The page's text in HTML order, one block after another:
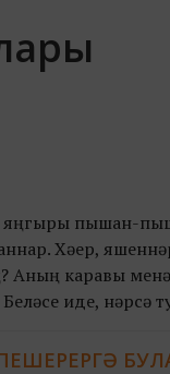
яңгыры пышан-
Хәер,
Аның каравы
иде, нәрсә